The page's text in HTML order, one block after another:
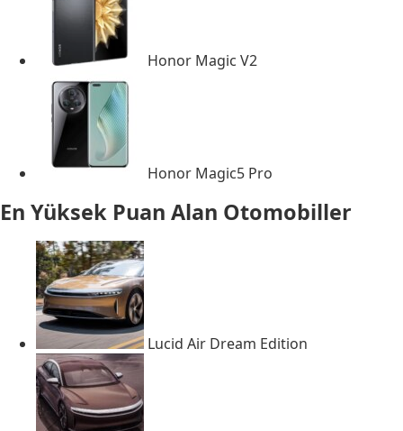
Honor Magic V2
Honor Magic5 Pro
En Yüksek Puan Alan Otomobiller
Lucid Air Dream Edition